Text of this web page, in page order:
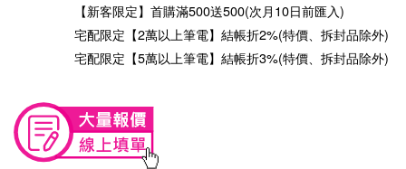
【新客限定】首購滿500送500(次月10日前匯入)
宅配限定【2萬以上筆電】結帳折2%(特價、拆封品除外)
宅配限定【5萬以上筆電】結帳折3%(特價、拆封品除外)